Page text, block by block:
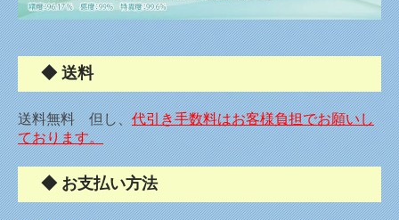
◆ 送料
送料無料 但し、代引き手数料はお客様負担でお願いし
ております。
◆ お支払い方法